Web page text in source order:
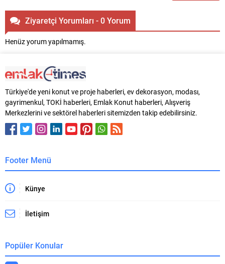
Ziyaretçi Yorumları - 0 Yorum
Henüz yorum yapılmamış.
Türkiye'de yeni konut ve proje haberleri, ev dekorasyon, modası,
gayrimenkul, TOKİ haberleri, Emlak Konut haberleri, Alışveriş
Merkezlerini ve sektörel haberleri sitemizden takip edebilirsiniz.
Footer Menü
Künye
İletişim
Popüler Konular